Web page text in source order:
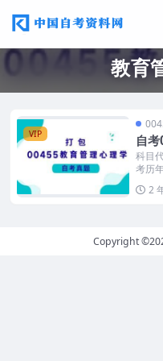
教育
VIP
自
答案
科目
考历
2
Copyright